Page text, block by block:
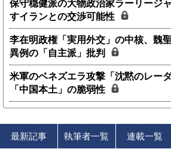
保守穏健派の大物政治家ラーリージ
すイランとの交渉可能性
李在明政権「実用外交」の中核、魏
異例の「自主派」批判
米軍のベネズエラ攻撃「沈黙のレー
「中国本土」の脆弱性
最新記事 執筆者一覧 連載一覧